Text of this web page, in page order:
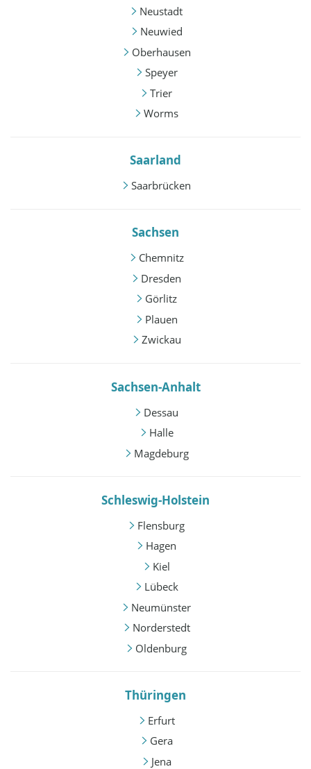
Neustadt
Neuwied
Oberhausen
Speyer
Trier
Worms
Saarland
Saarbrücken
Sachsen
Chemnitz
Dresden
Görlitz
Plauen
Zwickau
Sachsen-Anhalt
Dessau
Halle
Magdeburg
Schleswig-Holstein
Flensburg
Hagen
Kiel
Lübeck
Neumünster
Norderstedt
Oldenburg
Thüringen
Erfurt
Gera
Jena